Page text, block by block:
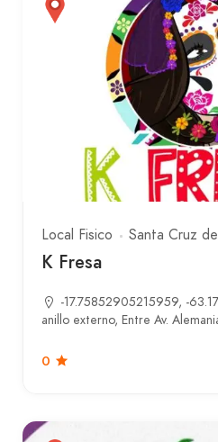
Local Fisico Santa Cruz
K Fresa
-17.75852905215959, -
anillo externo, Entre Av.
0